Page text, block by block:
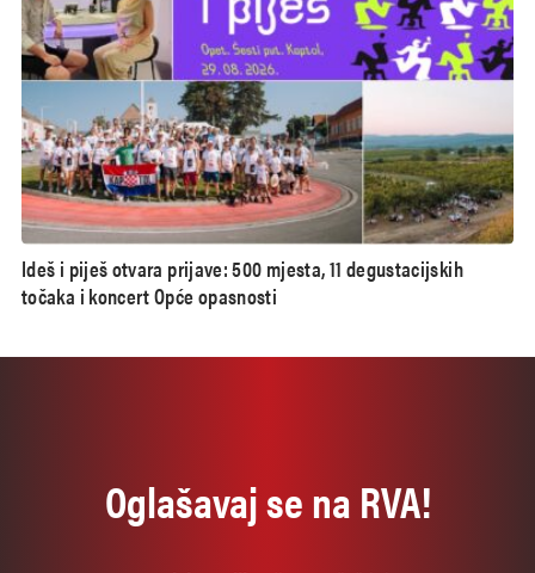
Ideš i piješ otvara prijave: 500 mjesta, 11 degustacijskih
točaka i koncert Opće opasnosti
Oglašavaj se na RVA!